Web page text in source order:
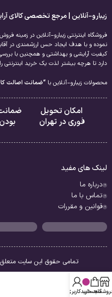
زیبارو-آنلاین | مرجع تخصصی کالای
فروشگاه اینترنتی زیبارو-آنلاین در زمینه
نموده و با هدف ایجاد حس ارزشمندی در
کیفیت آرایشی و بهداشتی و همچنین با
دارد تا هرچه بیشتر لذت یک خرید
محصولات زیبارو-آنلاین با “ضمانت اصالت
امکان تحویل
فوری در تهران
لینک های مفید
درباره ما
تماس با ما
قوانین و مقررات
تمامی حقوق این سایت متعلق
سبد خرید
حساب کاربری من